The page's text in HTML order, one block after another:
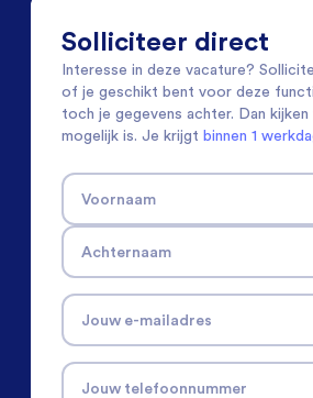
Solliciteer direct
Interesse in deze vacature?
of je geschikt bent voor deze
toch je gegevens achter. Dan
mogelijk is. Je krijgt binnen 1
Voornaam
Achternaam
Jouw e-mailadres
Jouw telefoonnummer